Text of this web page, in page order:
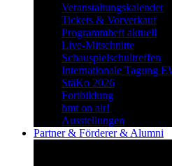
Veranstaltungskalender
Tickets & Vorverkauf
Programmheft aktuell
Live-Mitschnitte
Schauspielschultreffen
Internationale Tagung
StäKo 2026
Fortbildung
hmt on air!
Ausstellungen
Partner & Förderer & Alumni